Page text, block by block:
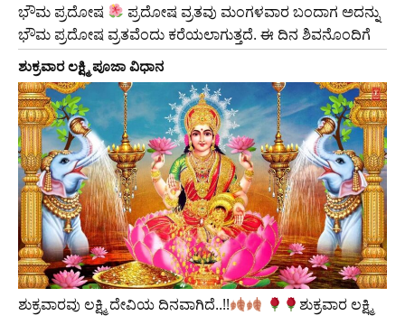
ಭೌಮ ಪ್ರದೋಷ
ಪ್ರದೋಷ ವ್ರತವು ಮಂಗಳವಾರ ಬಂದಾಗ ಅದನ್ನು
ಭೌಮ ಪ್ರದೋಷ ವ್ರತವೆಂದು ಕರೆಯಲಾಗುತ್ತದೆ. ಈ ದಿನ ಶಿವನೊಂದಿಗೆ
ಶುಕ್ರವಾರ ಲಕ್ಷ್ಮಿ ಪೂಜಾ ವಿಧಾನ
ಶುಕ್ರವಾರವು ಲಕ್ಷ್ಮಿ ದೇವಿಯ ದಿನವಾಗಿದೆ..!!
​ಶುಕ್ರವಾರ ಲಕ್ಷ್ಮಿ